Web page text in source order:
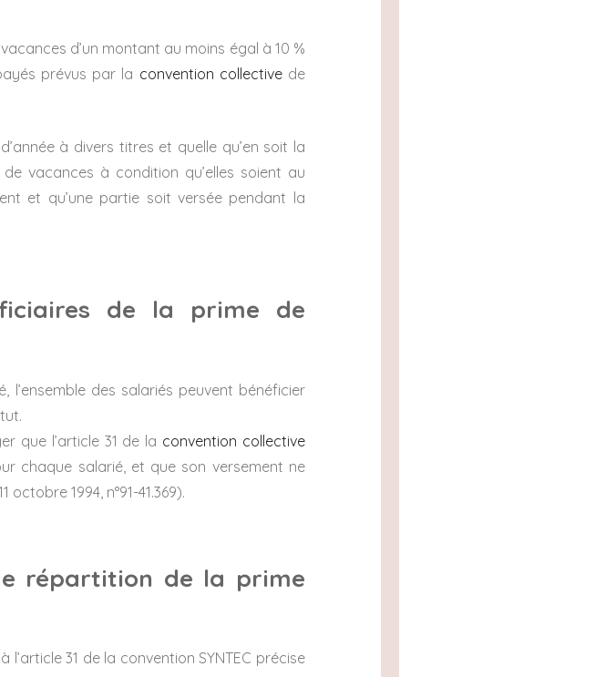
d’un montant au moins égal à 10 %
prévus par la convention collectivede
à divers titres et quelle qu’en soit la
vacances à condition qu’elles soient au
et qu’une partie soit versée pendant la
de la prime de
l’ensemble des salariés peuvent bénéficier
que l’article 31 de la convention collective
chaque salarié, et que son versement ne
1994, n°91-41.369).
répartition de la prime
31 de la convention SYNTEC précise